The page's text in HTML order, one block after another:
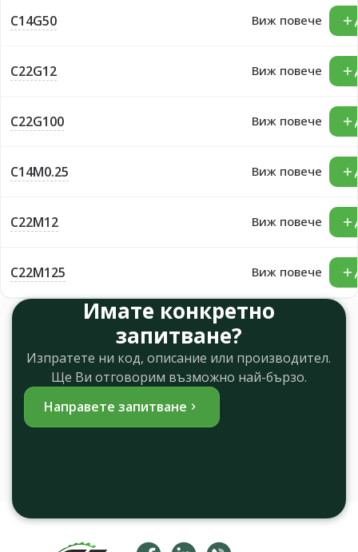
C14G50 Виж повече
C22G12 Виж повече
C22G100 Виж повече
C14M0.25 Виж повече
C22M12 Виж повече
C22M125 Виж повече
Имате конкретно
запитване?
Изпратете ни код, описание или производител.
Ще Ви отговорим възможно най-бързо.
Направете запитване